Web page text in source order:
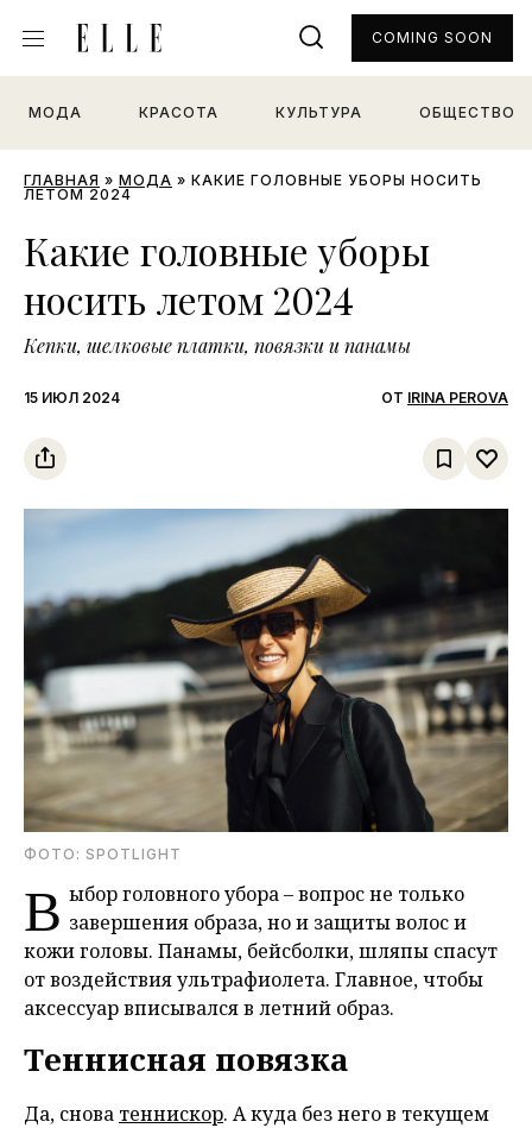
МОДА КРАСОТА КУЛЬТУРА ОБЩЕСТВО
COMING SOON
ГЛАВНАЯ » МОДА » КАКИЕ ГОЛОВНЫЕ УБОРЫ НОСИТЬ
ЛЕТОМ 2024
Какие головные уборы
носить летом 2024
Кепки, шелковые платки, повязки и панамы
15 ИЮЛ 2024 ОТ IRINA PEROVA
ФОТО: SPOTLIGHT
В ыбор головного убора – вопрос не только
завершения образа, но и защиты волос и
кожи головы. Панамы, бейсболки, шляпы спасут
от воздействия ультрафиолета. Главное, чтобы
аксессуар вписывался в летний образ.
Теннисная повязка
Да, снова теннискор. А куда без него в текущем